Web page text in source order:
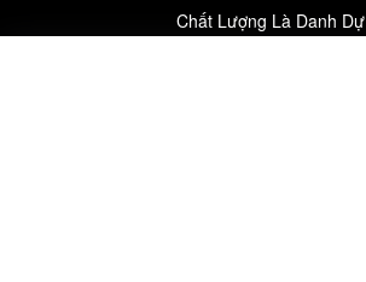
Chất Lượng Là Danh Dự